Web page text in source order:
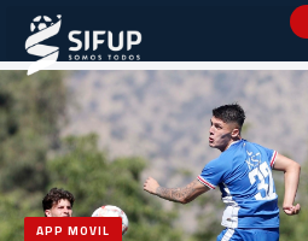
INICIO›NOTICIAS
APP MOVIL